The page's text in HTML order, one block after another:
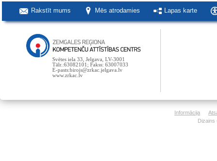
Rakstīt mums Mēs atrodamies Lapas karte
Svētes iela 33, Jelgava, LV-3001
Tālr.:63082101; Fakss: 63007033
E-pasts:birojs@zrkac.jelgava.lv
www.zrkac.lv
Informācija
Dizains